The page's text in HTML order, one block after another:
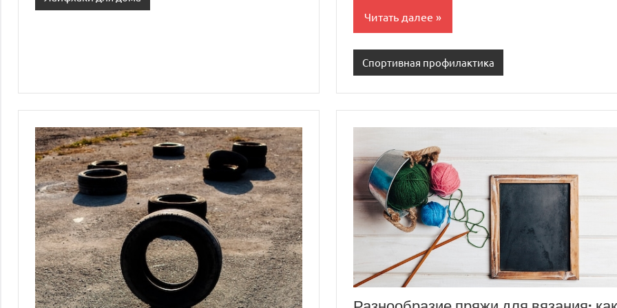
Читать далее
Спортивная профилактика